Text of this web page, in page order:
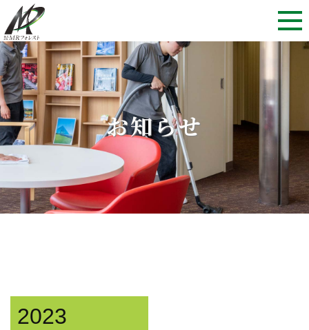
Skip to content
お知らせ
2023